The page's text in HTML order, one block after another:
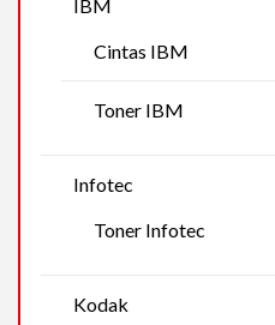
IBM
Cintas IBM
Toner IBM
Infotec
Toner Infotec
Kodak